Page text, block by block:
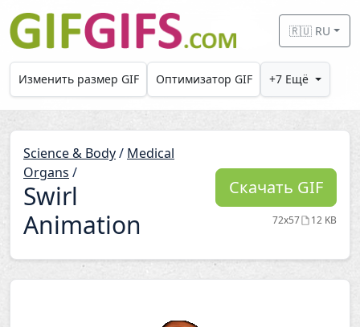
Skip to main content
🇷🇺 RU
Изменить размер GIF Оптимизатор GIF +7 Ещё
Science & Body/ Medical
Organs /
Swirl
Animation
Скачать GIF
72x57 12 KB